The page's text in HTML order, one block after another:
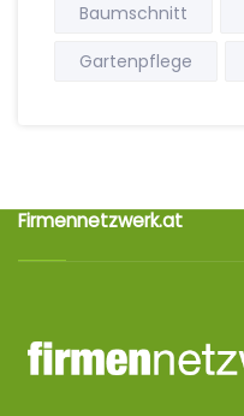
Baumschnitt
Gartenpflege
Firmennetzwerk.at